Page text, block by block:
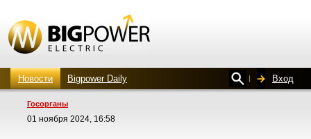
Новости Bigpower Daily Вход
Госорганы
01 ноября 2024, 16:58